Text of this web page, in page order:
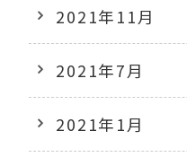
2021年11月
2021年7月
2021年1月